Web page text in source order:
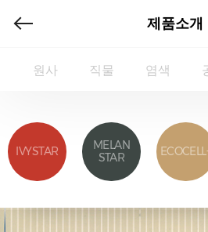
제품소개
원사 직물 염색
IVYSTAR
MELAN
STAR